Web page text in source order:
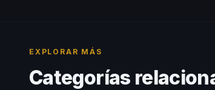
EXPLORAR MÁS
Categorías